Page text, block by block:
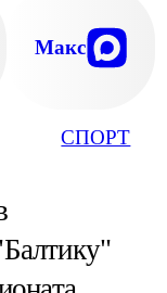
СПОРТ
Макс